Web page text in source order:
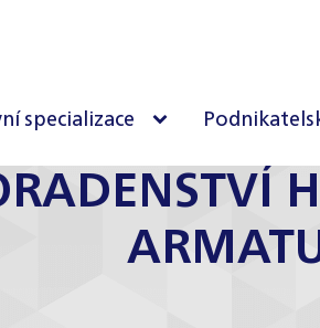
specializace